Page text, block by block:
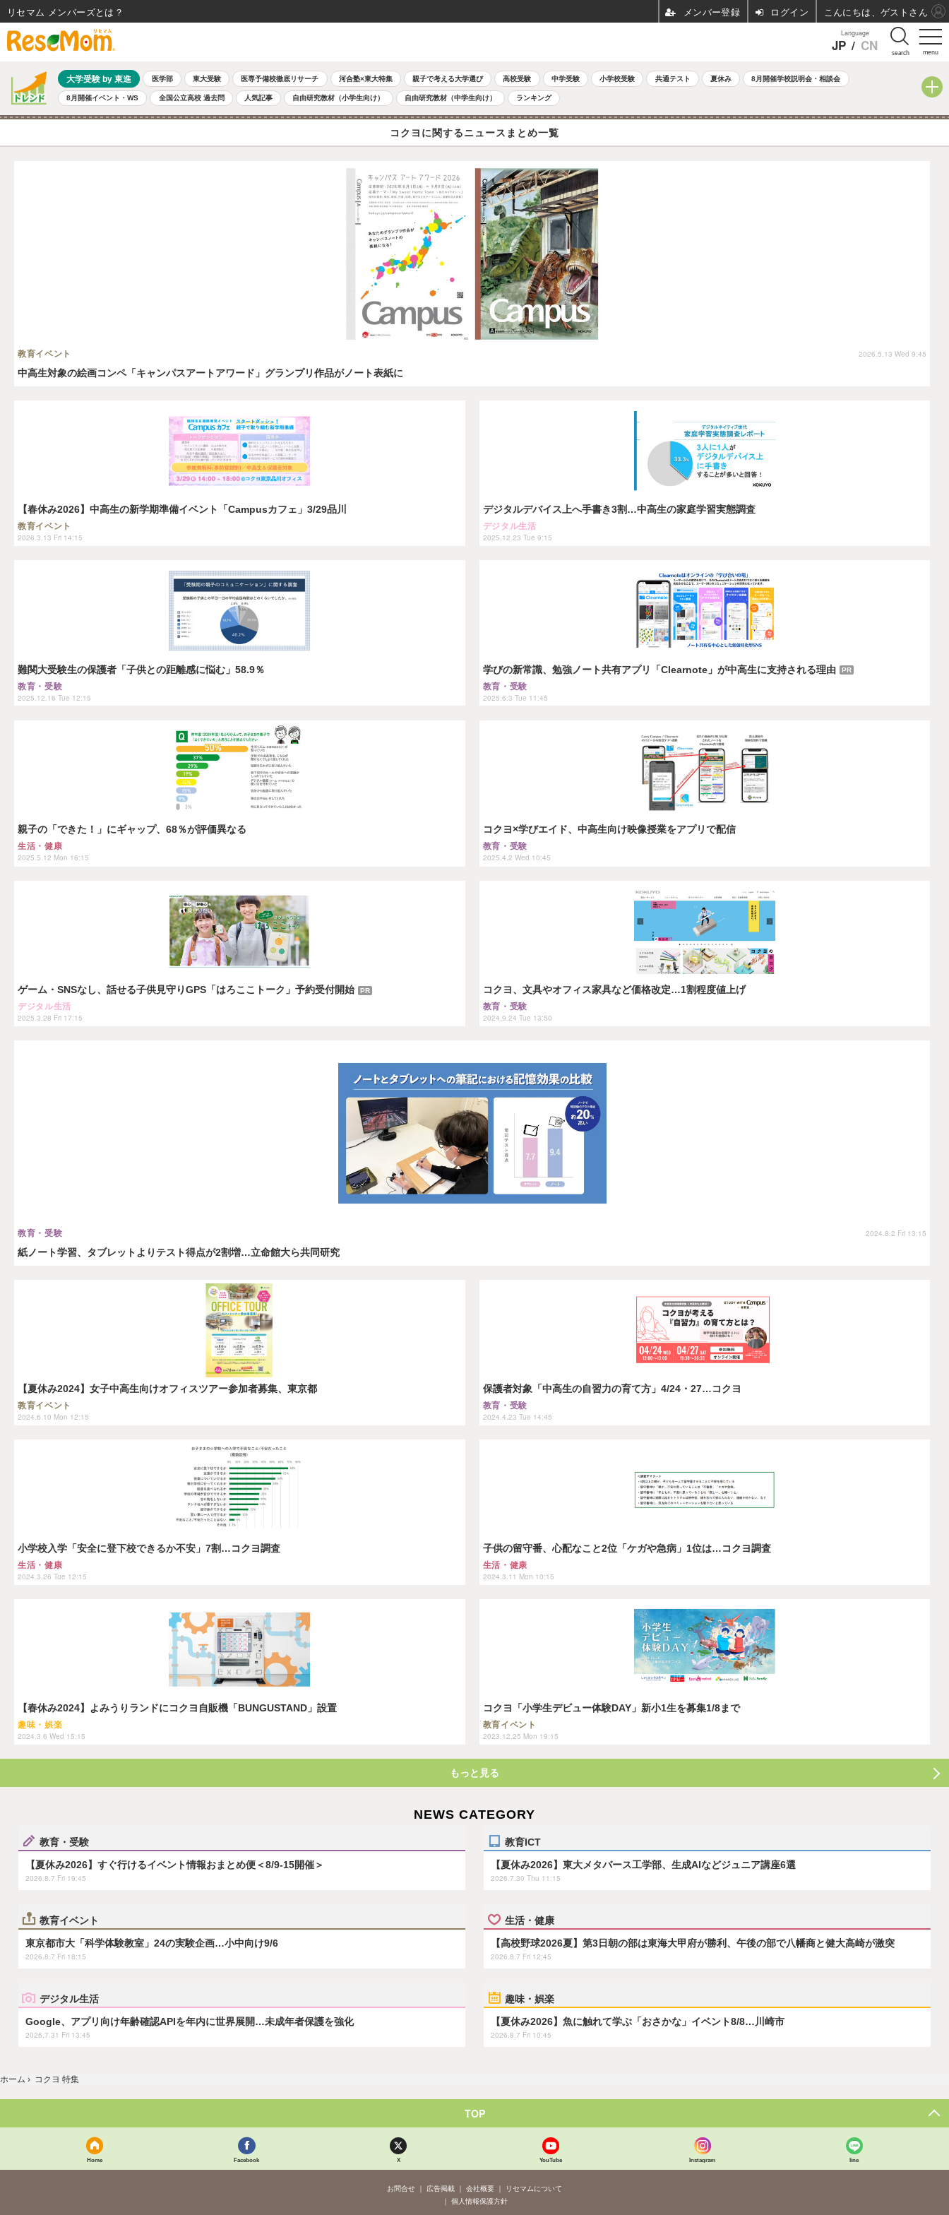
menu
Language
JP / CN search
大学受験 by 東進 医学部 東大受験 医専予備校徹底リサーチ 河合塾×東大特集 親子で考える大学選び 高校受験 中学受験 小学校受験 共通テスト 夏休み 8月開催学校説明会・相談会
8月開催イベント・WS 全国公立高校 過去問 人気記事 自由研究教材（小学生向け） 自由研究教材（中学生向け） ランキング
コクヨに関するニュースまとめ一覧
中高生対象の絵画コンペ「キャンパスアートアワード」グランプリ作品がノート表紙に
教育イベント 2026.5.13 Wed 9:45
【春休み2026】中高生の新学期準備イベント「Campusカフェ」3/29品川
教育イベント
2026.3.13 Fri 14:15
デジタルデバイス上へ手書き3割…中高生の家庭学習実態調査
デジタル生活
2025.12.23 Tue 9:15
難関大受験生の保護者「子供との距離感に悩む」58.9％
教育・受験
2025.12.16 Tue 12:15
学びの新常識、勉強ノート共有アプリ「Clearnote」が中高生に支持される理由 PR
教育・受験
2025.6.3 Tue 11:45
親子の「できた！」にギャップ、68％が評価異なる
生活・健康
2025.5.12 Mon 16:15
コクヨ×学びエイド、中高生向け映像授業をアプリで配信
教育・受験
2025.4.2 Wed 10:45
ゲーム・SNSなし、話せる子供見守りGPS「はろここトーク」予約受付開始 PR
デジタル生活
2025.3.28 Fri 17:15
コクヨ、文具やオフィス家具など価格改定…1割程度値上げ
教育・受験
2024.9.24 Tue 13:50
紙ノート学習、タブレットよりテスト得点が2割増…立命館大ら共同研究
教育・受験 2024.8.2 Fri 13:15
【夏休み2024】女子中高生向けオフィスツアー参加者募集、東京都
教育イベント
2024.6.10 Mon 12:15
保護者対象「中高生の自習力の育て方」4/24・27…コクヨ
教育・受験
2024.4.23 Tue 14:45
小学校入学「安全に登下校できるか不安」7割…コクヨ調査
生活・健康
2024.3.26 Tue 12:15
子供の留守番、心配なこと2位「ケガや急病」1位は…コクヨ調査
生活・健康
2024.3.11 Mon 10:15
【春休み2024】よみうりランドにコクヨ自販機「BUNGUSTAND」設置
趣味・娯楽
2024.3.6 Wed 15:15
コクヨ「小学生デビュー体験DAY」新小1生を募集1/8まで
教育イベント
2023.12.25 Mon 19:15
もっと見る
NEWS CATEGORY
教育・受験
【夏休み2026】すぐ行けるイベント情報おまとめ便＜8/9-15開催＞
2026.8.7 Fri 19:45
教育ICT
【夏休み2026】東大メタバース工学部、生成AIなどジュニア講座6選
2026.7.30 Thu 11:15
教育イベント
東京都市大「科学体験教室」24の実験企画…小中向け9/6
2026.8.7 Fri 18:15
生活・健康
【高校野球2026夏】第3日朝の部は東海大甲府が勝利、午後の部で八幡商と健大高崎が激突
2026.8.7 Fri 12:45
デジタル生活
Google、アプリ向け年齢確認APIを年内に世界展開…未成年者保護を強化
2026.7.31 Fri 13:45
趣味・娯楽
【夏休み2026】魚に触れて学ぶ「おさかな」イベント8/8…川崎市
2026.8.7 Fri 10:45
ホーム › コクヨ 特集
TOP
Home Facebook X YouTube Instagram line
お問合せ 広告掲載 会社概要
リセマムについて
個人情報保護方針
リセマム メンバーズ ログイン こんにちは、ゲストさん